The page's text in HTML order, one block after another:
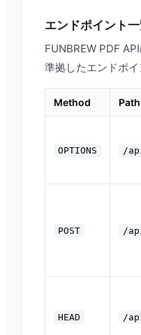
エンドポイント
FUNBREW PDF
準拠したエンドポイ
Method Path
OPTIONS /
POST /
HEAD /